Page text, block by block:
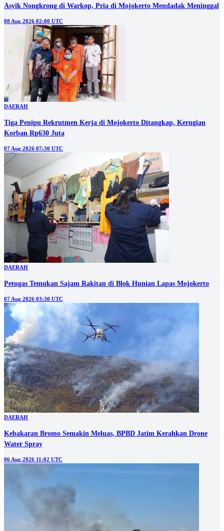
Asyik Nongkrong di Warkop, Pria di Mojokerto Mendadak Meninggal
08 Aug 2026 02:00 UTC
DAERAH
Tiga Penipu Rekrutmen Kerja di Mojokerto Ditangkap, Kerugian
Korban Rp630 Juta
07 Aug 2026 07:30 UTC
DAERAH
Petugas Temukan Sajam Rakitan di Blok Hunian Lapas Mojokerto
07 Aug 2026 03:30 UTC
DAERAH
Kebakaran Bromo Semakin Meluas, BPBD Jatim Kerahkan Drone
Water Spray
06 Aug 2026 11:02 UTC